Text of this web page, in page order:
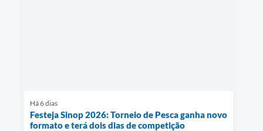
Há 6 dias
Festeja Sinop 2026: Torneio de Pesca ganha novo
formato e terá dois dias de competição